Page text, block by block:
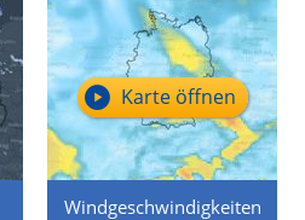
Windgeschwindigkeiten
Karte öffnen